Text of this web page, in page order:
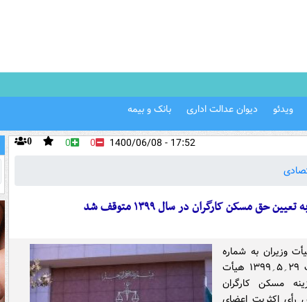
ویدئو دیوان عدالت اداری بانک و بیمه
0 0 0
17:52 - 1400/06/08
حق مسکن کارگران در سال ۱۳۹۹ متوقف شد
وزیران به شماره
۶۰۴۷۳؍ت۵۷۷۷۰هـ (مصوب ۲۹؍۵؍۱۳۹۹ هیأت
مسکن کارگران